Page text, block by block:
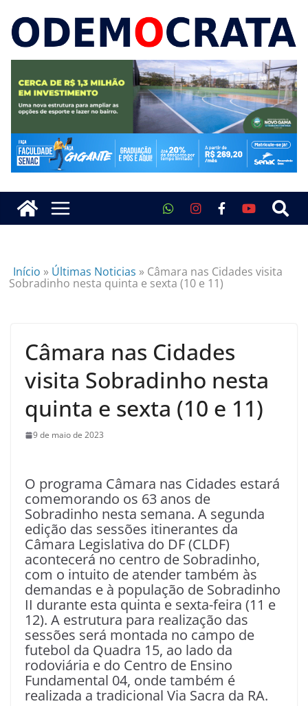
Início » Últimas Noticias » Câmara nas Cidades visita
Sobradinho nesta quinta e sexta (10 e 11)
Câmara nas Cidades
visita Sobradinho nesta
quinta e sexta (10 e 11)
9 de maio de 2023
O programa Câmara nas Cidades estará
comemorando os 63 anos de
Sobradinho nesta semana. A segunda
edição das sessões itinerantes da
Câmara Legislativa do DF (CLDF)
acontecerá no centro de Sobradinho,
com o intuito de atender também às
demandas e à população de Sobradinho
II durante esta quinta e sexta-feira (11 e
12). A estrutura para realização das
sessões será montada no campo de
futebol da Quadra 15, ao lado da
rodoviária e do Centro de Ensino
Fundamental 04, onde também é
realizada a tradicional Via Sacra da RA.